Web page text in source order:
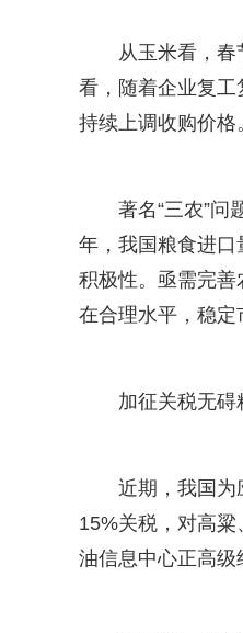
从玉米看，
看，随着企业复工
持续上调收购价格
著名“三农”
年，我国粮食进
积极性。亟需完
在合理水平，稳定
加征关税无碍
近期，我国为
15%关税，对高
油信息中心正高级